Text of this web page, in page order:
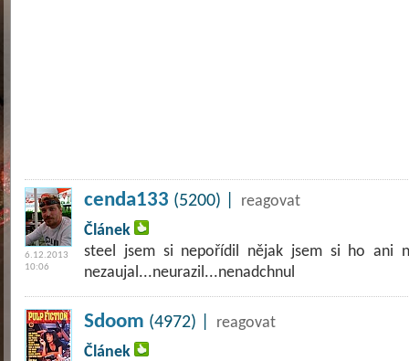
6.12.2013
10:06
cenda133 (5200) |
reagovat
Článek
steel jsem si nepořídil nějak jsem si ho ani
nezaujal...neurazil...nenadchnul
Sdoom (4972) |
reagovat
Článek